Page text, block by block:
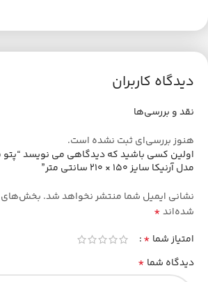
دیدگاه کاربران
نقد و بررسی‌ها
هنوز بررسی‌ای ثبت نشده است.
اولین کسی باشید که دیدگاهی می نویسد “پتو
مدل آرنیکا سایز 150 × 210 سانتی متر”
نشانی ایمیل شما منتشر نخواهد شد. بخش‌های
شده‌اند*
امتیاز شما *
دیدگاه شما *